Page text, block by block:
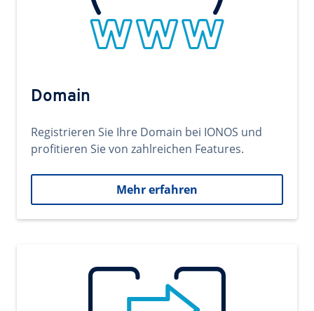
Domain
Registrieren Sie Ihre Domain bei IONOS und
profitieren Sie von zahlreichen Features.
Mehr erfahren